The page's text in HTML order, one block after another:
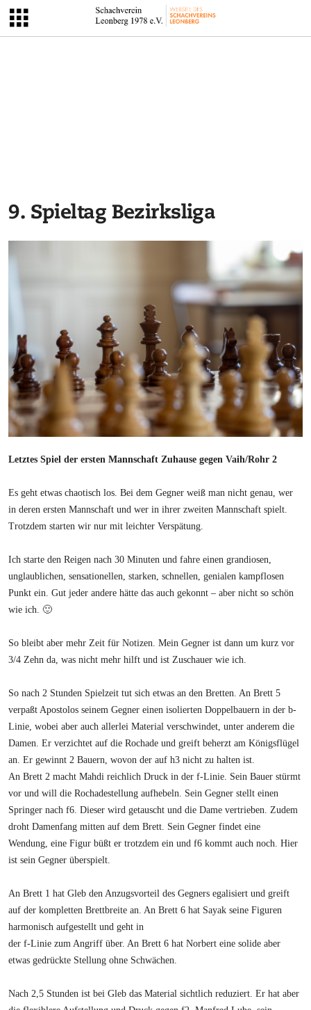
9. Spieltag Bezirksliga
Letztes Spiel der ersten Mannschaft Zuhause gegen Vaih/Rohr 2
Es geht etwas chaotisch los. Bei dem Gegner weiß man nicht genau, wer
in deren ersten Mannschaft und wer in ihrer zweiten Mannschaft spielt.
Trotzdem starten wir nur mit leichter Verspätung.
Ich starte den Reigen nach 30 Minuten und fahre einen grandiosen,
unglaublichen, sensationellen, starken, schnellen, genialen kampflosen
Punkt ein. Gut jeder andere hätte das auch gekonnt – aber nicht so schön
wie ich. 🙂
So bleibt aber mehr Zeit für Notizen. Mein Gegner ist dann um kurz vor
3/4 Zehn da, was nicht mehr hilft und ist Zuschauer wie ich.
So nach 2 Stunden Spielzeit tut sich etwas an den Bretten. An Brett 5
verpaßt Apostolos seinem Gegner einen isolierten Doppelbauern in der b-
Linie, wobei aber auch allerlei Material verschwindet, unter anderem die
Damen. Er verzichtet auf die Rochade und greift beherzt am Königsflügel
an. Er gewinnt 2 Bauern, wovon der auf h3 nicht zu halten ist.
An Brett 2 macht Mahdi reichlich Druck in der f-Linie. Sein Bauer stürmt
vor und will die Rochadestellung aufhebeln. Sein Gegner stellt einen
Springer nach f6. Dieser wird getauscht und die Dame vertrieben. Zudem
droht Damenfang mitten auf dem Brett. Sein Gegner findet eine
Wendung, eine Figur büßt er trotzdem ein und f6 kommt auch noch. Hier
ist sein Gegner überspielt.
An Brett 1 hat Gleb den Anzugsvorteil des Gegners egalisiert und greift
auf der kompletten Brettbreite an. An Brett 6 hat Sayak seine Figuren
harmonisch aufgestellt und geht in
der f-Linie zum Angriff über. An Brett 6 hat Norbert eine solide aber
etwas gedrückte Stellung ohne Schwächen.
Nach 2,5 Stunden ist bei Gleb das Material sichtlich reduziert. Er hat aber